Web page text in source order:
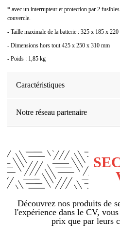
* avec un interrupteur et protection par 2
couvercle.
- Taille maximale de la batterie : 325 x 185 x 220
- Dimensions hors tout 425 x 250 x 310 mm
- Poids : 1,85 kg
Caractéristiques
Notre réseau partenaire
Découvrez nos produits de
l'expérience dans le CV,
prix que par leurs